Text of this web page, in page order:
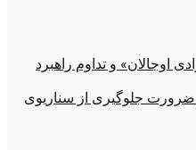
اوجالان» و تداوم راهبرد
ضرورت جلوگیری از سناریوی